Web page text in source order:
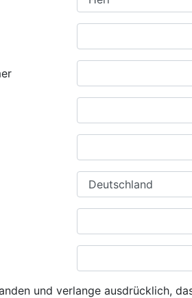
und verlange ausdrücklich,